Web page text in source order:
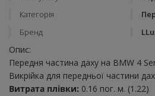
Категорія
Бренд
Опис:
Передня частина даху на BMW 4
Викрійка для передньої частини
Витрата плівки: 0.16 пог. м. (1.22)